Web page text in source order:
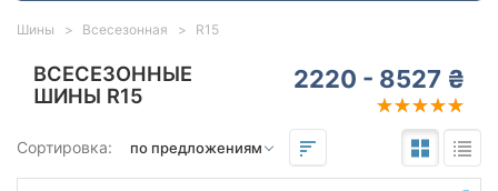
ВСЕСЕЗОННЫЕ
ШИНЫ R15
2220 - 8527 ₴
Сортировка:
Шины Всесезонная R15
Диапазон цен
от